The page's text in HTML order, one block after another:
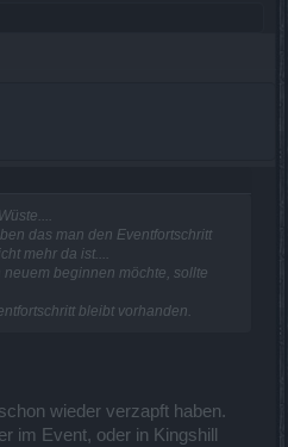
das man den Eventfortschritt
mehr da ist....
beginnen möchte, sollte
bleibt vorhanden.
wieder verzapft haben.
im Event, oder in Kingshill